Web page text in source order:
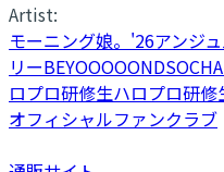
Artist:
モーニング娘。'26アンジ
リーBEYOOOOONDS
ロプロ研修生ハロプロ研修
オフィシャルファンクラブ